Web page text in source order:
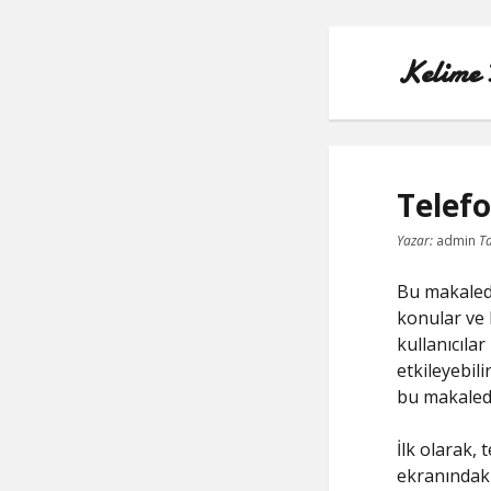
Yazar:admin
Bu
konular ve
bu
İlk olarak,